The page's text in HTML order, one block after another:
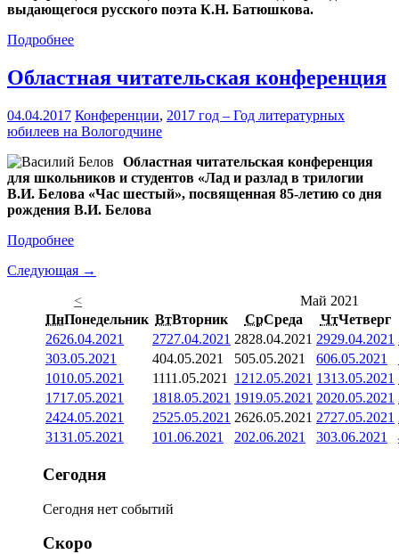
выдающегося русского поэта К.Н. Батюшкова.
Подробнее
Областная читательская конференция
04.04.2017 Конференции, 2017 год – Год литературных
юбилеев на Вологодчине
Областная читательская конференция
для школьников и студентов «Лад и разлад в трилогии
В.И. Белова «Час шестый», посвященная 85-летию со дня
рождения В.И. Белова
Подробнее
Следующая →
<
Май 2021
ПнПонедельник ВтВторник СрСреда ЧтЧетверг
2626.04.2021 2727.04.2021 2828.04.2021 2929.04.2021
303.05.2021 404.05.2021 505.05.2021 606.05.2021
1010.05.2021 1111.05.2021 1212.05.2021 1313.05.2021
1717.05.2021 1818.05.2021 1919.05.2021 2020.05.2021
2424.05.2021 2525.05.2021 2626.05.2021 2727.05.2021
3131.05.2021 101.06.2021 202.06.2021 303.06.2021
Сегодня
Сегодня нет событий
Скоро